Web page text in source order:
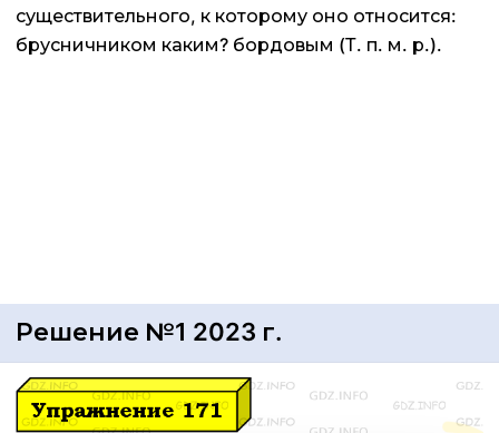
существительного, к которому оно относится:
брусничником каким? бордовым (Т. п. м. р.).
Решение №1 2023 г.